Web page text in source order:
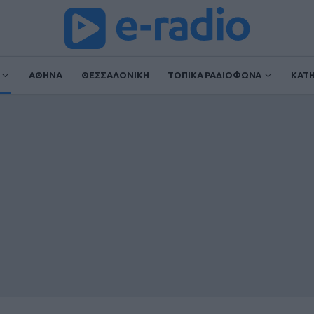
ΑΘΗΝΑ ΘΕΣΣΑΛΟΝΙΚΗ ΤΟΠΙΚΑ ΡΑΔΙΟΦΩΝΑ